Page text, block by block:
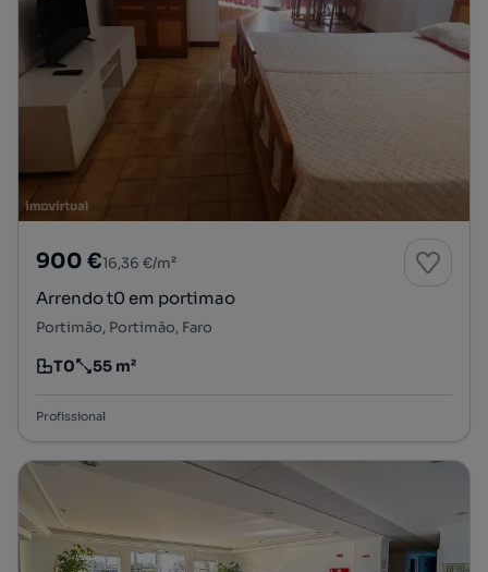
900 €16,36 €/m²
Arrendo t0 em portimao
Portimão, Portimão, Faro
Tipologia
T0
Preço por metro quadrado
55 m²
Profissional